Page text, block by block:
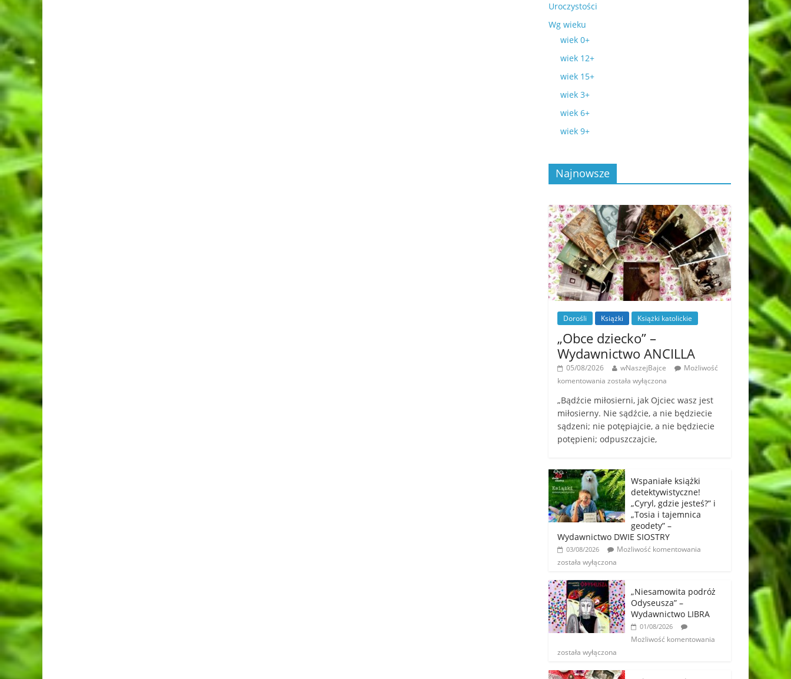
Uroczystości
Wg wieku
wiek 0+
wiek 12+
wiek 15+
wiek 3+
wiek 6+
wiek 9+
Najnowsze
Dorośli Książki Książki katolickie
„Obce dziecko” –
Wydawnictwo ANCILLA
05/08/2026 wNaszejBajce
Możliwość
komentowania została wyłączona
„Bądźcie miłosierni, jak Ojciec wasz jest
miłosierny. Nie sądźcie, a nie będziecie
sądzeni; nie potępiajcie, a nie będziecie
potępieni; odpuszczajcie,
Wspaniałe książki
detektywistyczne!
„Cyryl, gdzie jesteś?” i
„Tosia i tajemnica
geodety” –
Wydawnictwo DWIE SIOSTRY
03/08/2026
Możliwość komentowania
została wyłączona
„Niesamowita podróż
Odyseusza” –
Wydawnictwo LIBRA
01/08/2026
Możliwość komentowania
została wyłączona